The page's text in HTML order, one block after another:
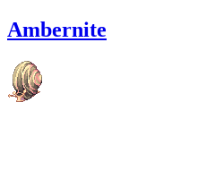
Ambernite